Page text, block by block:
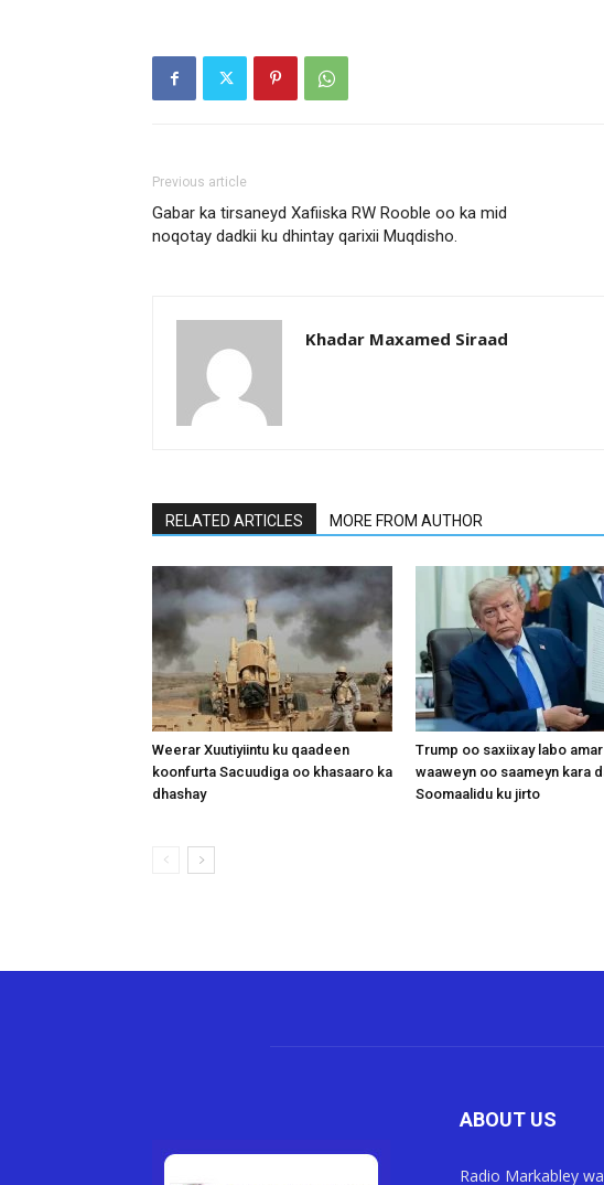
Previous article
Gabar ka tirsaneyd Xafiiska RW Rooble oo ka mid
noqotay dadkii ku dhintay qarixii Muqdisho.
Khadar Maxamed Siraad
RELATED ARTICLES MORE FROM AUTHOR
Weerar Xuutiyiintu ku qaadeen
koonfurta Sacuudiga oo khasaaro ka
dhashay
Trump oo saxiixay labo
waaweyn oo saameyn kara
Soomaalidu ku jirto
ABOUT US
Radio Markabley